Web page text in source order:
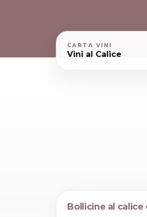
CARTA VINI
Vini al Calice
Bollicine al calice